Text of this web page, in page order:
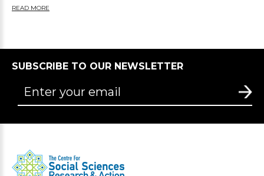
READ MORE
SUBSCRIBE TO OUR NEWSLETTER